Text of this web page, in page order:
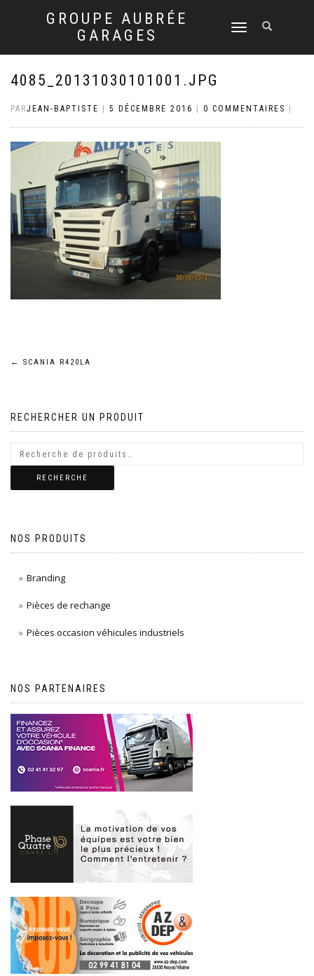
GROUPE AUBRÉE
GARAGES
DÉPLIER
NAVIGATION
4085_20131030101001.JPG
PARJEAN-BAPTISTE 5 DÉCEMBRE 2016 0 COMMENTAIRES
Navigation
l’article
← SCANIA R420LA
RECHERCHER UN PRODUIT
RECHERCHE
NOS PRODUITS
Branding
Pièces de rechange
Pièces occasion véhicules industriels
NOS PARTENAIRES